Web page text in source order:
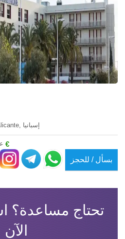
Avda. de Denia, 103, 03015, Alicante, إسبانيا
السعر: من 4900 €
بسأل / للحجز
تحتاج مساعدة؟
الآن